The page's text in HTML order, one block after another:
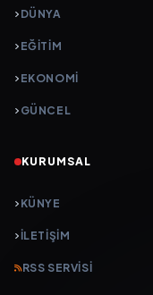
DÜNYA
EĞİTİM
EKONOMİ
GÜNCEL
KURUMSAL
KÜNYE
İLETIŞIM
RSS SERVISI